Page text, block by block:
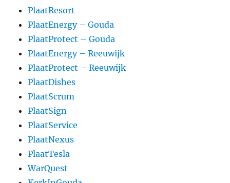
PlaatResort
PlaatEnergy – Gouda
PlaatProtect – Gouda
PlaatEnergy – Reeuwijk
PlaatProtect – Reeuwijk
PlaatDishes
PlaatScrum
PlaatSign
PlaatService
PlaatNexus
PlaatTesla
WarQuest